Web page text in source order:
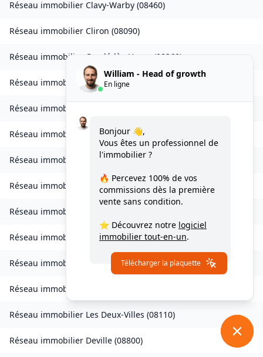
Réseau immobilier Clavy-Warby (08460)
Réseau immobilier Cliron (08090)
Réseau immobilier Condé-lès-Herpy (08360)
Réseau immobilierCondé-lès-Autry
Réseau immobilier
Réseau immobilier Cornay(08250)
Réseau immobilier Corny-Machéroménil
Réseau immobilier Coucy(08300)
Réseau immobilier
Réseau immobilier La Croix-aux-Bois(08400)
Réseau immobilier 08140)
Réseau immobilier
Réseau immobilier Les Deux-Villes (08110)
Réseau immobilier Deville (08800)
William - Head of growth
En ligne
Bonjour 👋,
Vous êtes un professionnel de
l'immobilier ?
🔥 Percevez 100% de vos
commissions dès la première
vente sans condition.
⭐ Découvrez notre logiciel
immobilier tout-en-un.
Télécharger la plaquette